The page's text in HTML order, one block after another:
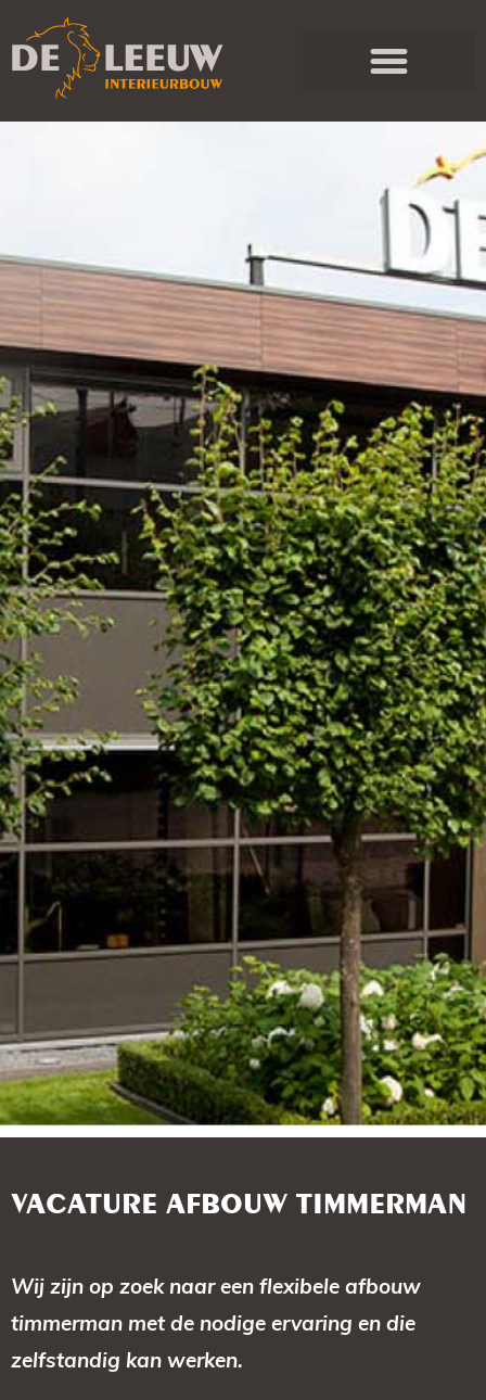
VACATURE AFBOUW TIMMERMAN
Wij zijn op zoek naar een flexibele afbouw
timmerman met de nodige ervaring en die
zelfstandig kan werken.